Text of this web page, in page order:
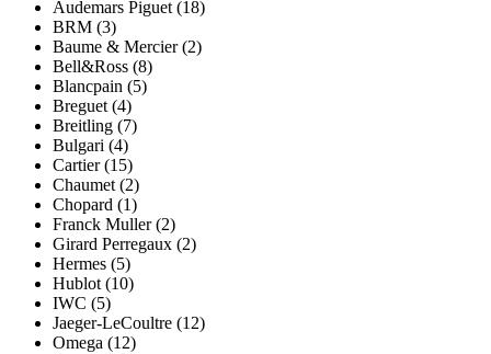
Audemars Piguet (18)
BRM (3)
Baume & Mercier (2)
Bell&Ross (8)
Blancpain (5)
Breguet (4)
Breitling (7)
Bulgari (4)
Cartier (15)
Chaumet (2)
Chopard (1)
Franck Muller (2)
Girard Perregaux (2)
Hermes (5)
Hublot (10)
IWC (5)
Jaeger-LeCoultre (12)
Omega (12)